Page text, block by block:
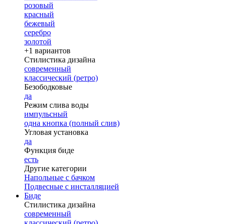
розовый
красный
бежевый
серебро
золотой
+1 вариантов
Стилистика дизайна
современный
классический (ретро)
Безободковые
да
Режим слива воды
импульсный
одна кнопка (полный слив)
Угловая установка
да
Функция биде
есть
Другие категории
Напольные с бачком
Подвесные с инсталляцией
Биде
Стилистика дизайна
современный